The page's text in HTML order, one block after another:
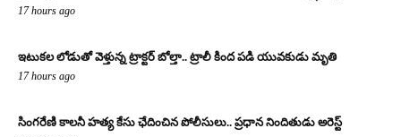
17 hours ago
ఇటుకల లోడుతో వెళ్తున్న ట్రాక్టర్ బోల్తా.. ట్రాలీ కింద పడి యువకుడు మృతి
17 hours ago
సింగరేణి కాలనీ హత్య కేసు ఛేదించిన పోలీసులు.. ప్రధాన నిందితుడు అరెస్ట్